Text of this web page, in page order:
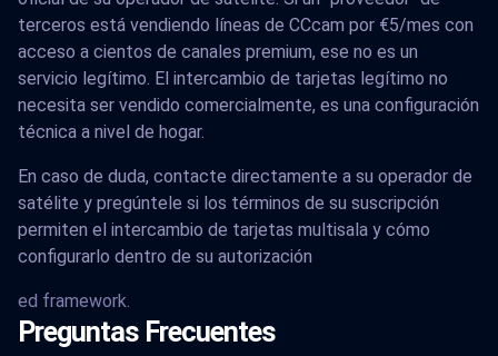
terceros está vendiendo líneas de CCcam por €5/mes con
acceso a cientos de canales premium, ese no es un
servicio legítimo. El intercambio de tarjetas legítimo no
necesita ser vendido comercialmente, es una configuración
técnica a nivel de hogar.
En caso de duda, contacte directamente a su operador de
satélite y pregúntele si los términos de su suscripción
permiten el intercambio de tarjetas multisala y cómo
configurarlo dentro de su autorización
ed framework.
Preguntas Frecuentes